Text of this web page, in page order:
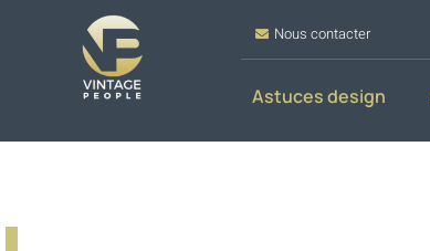
Nous contacter
Astuces design